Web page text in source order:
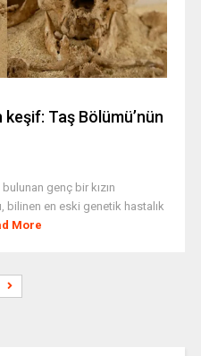
keşif: Taş Bölümü’nün
genç bir kızın
bilinen en eski genetik hastalık
More